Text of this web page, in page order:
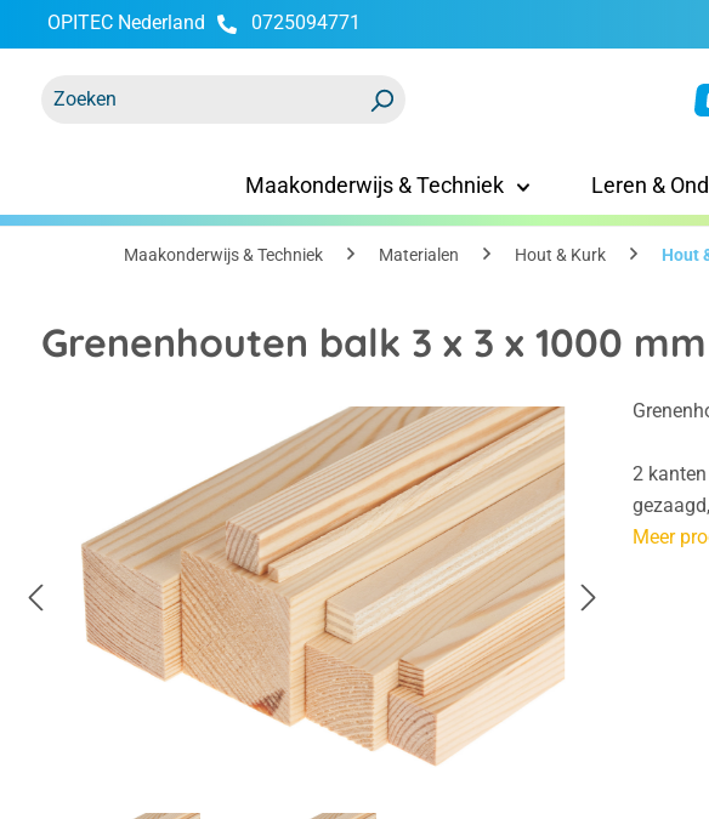
Ga naar de hoofdnavigatie
OPITEC Nederland 0725094771
Maakonderwijs & Techniek Leren &
Maakonderwijs & Techniek Materialen Hout & Kurk Hout
Grenenhouten balk 3 x 3 x 1000 mm
2
Meer